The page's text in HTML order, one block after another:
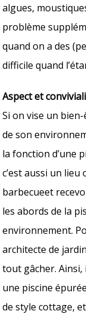
algues,
problème
quand on a des
difficile quand
Aspect et
Si on vise un
de son
la fonction d’une
c’est aussi un
barbecueet
les abords de la
environnement.
architecte de
tout gâcher. Ainsi,
une piscine
de style cottage,